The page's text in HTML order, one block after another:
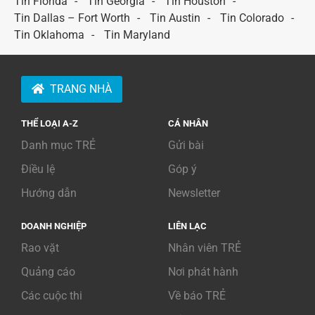
Tin Dallas – Fort Worth
Tin Austin
Tin Colorado
Tin Oklahoma
Tin Maryland
TRANG NHÀ
THỂ LOẠI A-Z
Danh mục TRẺ
Điều lệ
Hướng dẫn
CÁ NHÂN
Gửi bài
Góp ý
Newsletter
DOANH NGHIỆP
Rao vặt
Quảng cáo
Các cuộc thi
LIÊN LẠC
Nhân viên TRẺ
Nơi phát hành
Về báo TRẺ